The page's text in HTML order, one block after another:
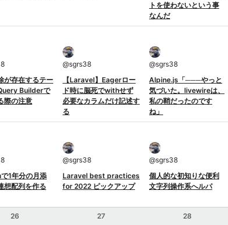
トを使わないという事
なんだ
が存在するテー
Builderで
際の注意
@sgrs38
【Laravel】Eagerロー
ド時に脳死でwithせず
必要なカラムだけ記述す
る
@sgrs38
Alpine.js「───やっと
気づいた。livewireは、
私の鞘だったのです
ね」
1年分の月添
想配列を作る
@sgrs38
Laravel best practices
for 2022 ピックアップ
@sgrs38
個人的な初知りな便利
文字列操作系へルパ
26 27 28